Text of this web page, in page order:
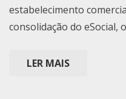
estabelecimento
consolidação do eSocial,
LER MAIS